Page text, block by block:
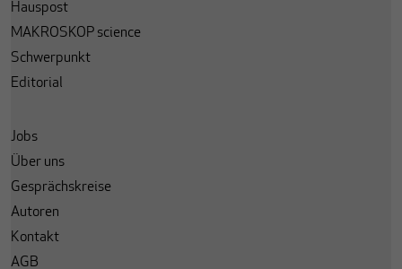
Hauspost
MAKROSKOP science
Schwerpunkt
Editorial
Jobs
Über uns
Gesprächskreise
Autoren
Kontakt
AGB